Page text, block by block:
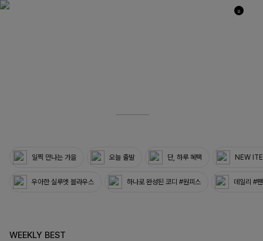
0
일찍 만나는 가을 오늘 출발 단, 하루 혜택 NEW
우아한 실루엣 블라우스 하나로 완성된 코디 #원피스 데일리 #
WEEKLY BEST